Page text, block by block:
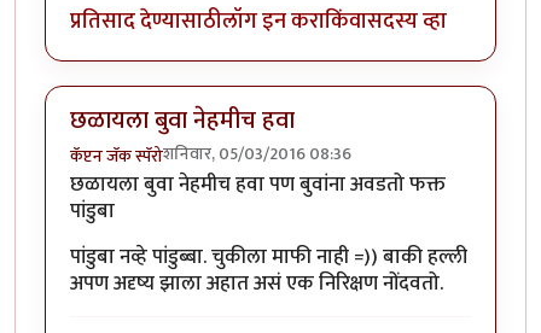
प्रतिसाद देण्यासाठीलॉग इन कराकिंवासदस्य व्हा
छळायला बुवा नेहमीच हवा
कॅप्टन जॅक स्पॅरोशनिवार, 05/03/2016 08:36
छळायला बुवा नेहमीच हवा पण बुवांना अवडतो फक्त
पांडुबा
पांडुबा नव्हे पांडुब्बा. चुकीला माफी नाही =)) बाकी हल्ली
अपण अदृष्य झाला अहात असं एक निरिक्षण नोंदवतो.